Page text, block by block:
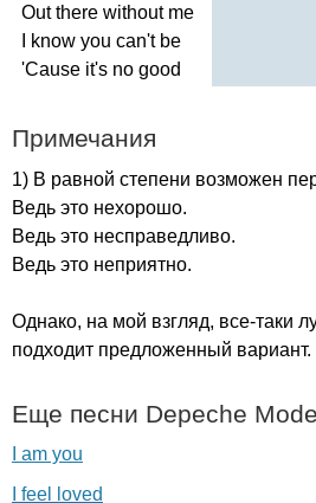
Out there without me
know you can't be
'Cause it's no good
Примечания
1) В равной степени возможен
Ведь это нехорошо.
Ведь это несправедливо.
Ведь это неприятно.
Однако, на мой взгляд, все-таки
подходит предложенный вариант.
Еще песни Depeche Mode
I am you
I feel loved